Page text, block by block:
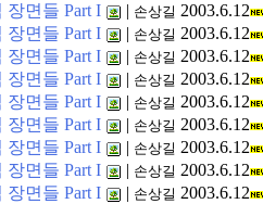
장면들 Part I
| 손상길 2003.6.12
장면들 Part I
| 손상길 2003.6.12
장면들 Part I
| 손상길 2003.6.12
장면들 Part I
| 손상길 2003.6.12
장면들 Part I
| 손상길 2003.6.12
장면들 Part I
| 손상길 2003.6.12
장면들 Part I
| 손상길 2003.6.12
장면들 Part I
| 손상길 2003.6.12
장면들 Part I
| 손상길 2003.6.12